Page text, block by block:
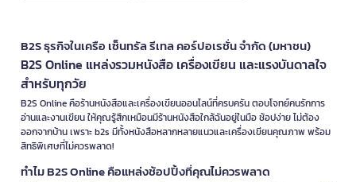
B2S ธุรกิจในเครือ เซ็นทรัล รีเทล คอร์ปอเรชั่น จำกัด (มหาชน)
B2S Online แหล่งรวมหนังสือ เครื่องเขียน และแรงบันดาลใจ
สำหรับทุกวัย
B2S Online คือร้านหนังสือและเครื่องเขียนออนไลน์ที่ครบครัน ตอบโจทย์คนรักการ
อ่านและงานเขียน ให้คุณรู้สึกเหมือนมีร้านหนังสือใกล้ฉันอยู่ในมือ ช้อปง่าย ไม่ต้อง
ออกจากบ้าน เพราะ b2s มีทั้งหนังสือหลากหลายแนวและเครื่องเขียนคุณภาพ พร้อม
สิทธิพิเศษที่ไม่ควรพลาด!
ทำไม B2S Online คือแหล่งช้อปปิ้งที่คุณไม่ควรพลาด